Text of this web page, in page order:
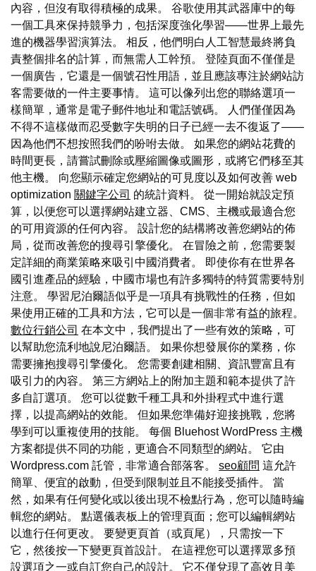
內容，但沒有取得積極的成果。 谷歌使用其武器庫中的每
一個工具來保持競爭力，包括深度強化學習——世界上最先
進的機器學習演算法。 相反，他們明白人工智慧最終將負
責整個排名的計算，而無需人工幹預。 登陸頁面不僅僅是
一個廣告，它還是一個號召性用語，並且應該專注於網站訪
客需要做的一件主要事情。 這可以像列出您的聯絡選項一
樣簡單，通常是電子郵件地址和電話號碼。 人們僅僅因為
不得不這樣做而忍受數字失明的日子已經一去不復返了——
因為他們不想按照我們的吩咐去做。 如果您的網站花費的
時間更長，請嘗試刪除或壓縮圖像或圖形，或將它們移至其
他主機。 向您顯示確定您網站的可見度以及如何改善 web
optimization 關鍵字公司 的統計資料。 從一開始就設定預
算，以便您可以選擇網站建立器、CMS、主機或最適合您
的可用資源的任何內容。 設計您的結構將改善您網站的佈
局，從而改善您的搜尋引擎優化。 在冒險之前，您需要製
定詳細的商業策略來吸引中國消費者。 即使你有在世界各
國引進產品的經驗，中國市場也有許多獨特的特質需要特別
注意。 學習尼泊爾語似乎是一項具有挑戰性的任務，但如
果使用正確的工具和方法，它可以是一個非常有益的旅程。
數位行銷公司 在本文中，我們提出了一些有效的策略，可
以幫助您流利地說尼泊爾語。 如果你想發展你的業務，你
需要擁抱搜尋引擎優化。 您需要創建相關、資訊豐富且有
吸引力的內容。 第三方網站上的附加主題和範本提供了許
多自訂選項。 您可以從數千種工具和外掛程式中進行選
擇，以提高網站的效能。 但如果您準備好迎接挑戰，您將
學到可以重複使用的技能。 每個 Bluehost WordPress 主機
方案都提供不同的功能，更適合不同類型的網站。 它由
Wordpress.com 託管，非常適合部落客。 seo顧問 這允許
簡單、便宜的啟動，但受到限制並且不能接受插件。 當
然，如果有任何變化或以後出現不檢點行為，您可以隨時編
輯您的網站。 點選儀表板上的管理頁面；您可以編輯網站
以進行任何更改。 要變更頁首（或頁尾），只需按一下
它，然後按一下變更頁首設計。 在這裡您可以選擇眾多預
設選項之一或自訂您自己的設計。 它不僅兌現了高效且美